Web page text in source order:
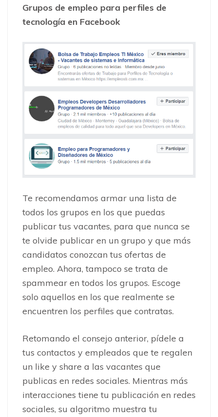
Grupos de empleo para perfiles de
tecnología en Facebook
Te recomendamos armar una lista de
todos los grupos en los que puedas
publicar tus vacantes, para que nunca se
te olvide publicar en un grupo y que más
candidatos conozcan tus ofertas de
empleo. Ahora, tampoco se trata de
spammear en todos los grupos. Escoge
solo aquellos en los que realmente se
encuentren los perfiles que contratas.
Retomando el consejo anterior, pídele a
tus contactos y empleados que te regalen
un like y share a las vacantes que
publicas en redes sociales. Mientras más
interacciones tiene tu publicación en redes
sociales, su algoritmo muestra tu